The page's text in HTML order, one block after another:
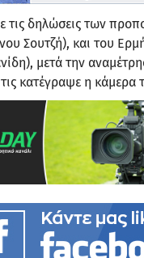
τις δηλώσεις των
Σουτζή), και του
μετά την
κατέγραψε η κάμερα